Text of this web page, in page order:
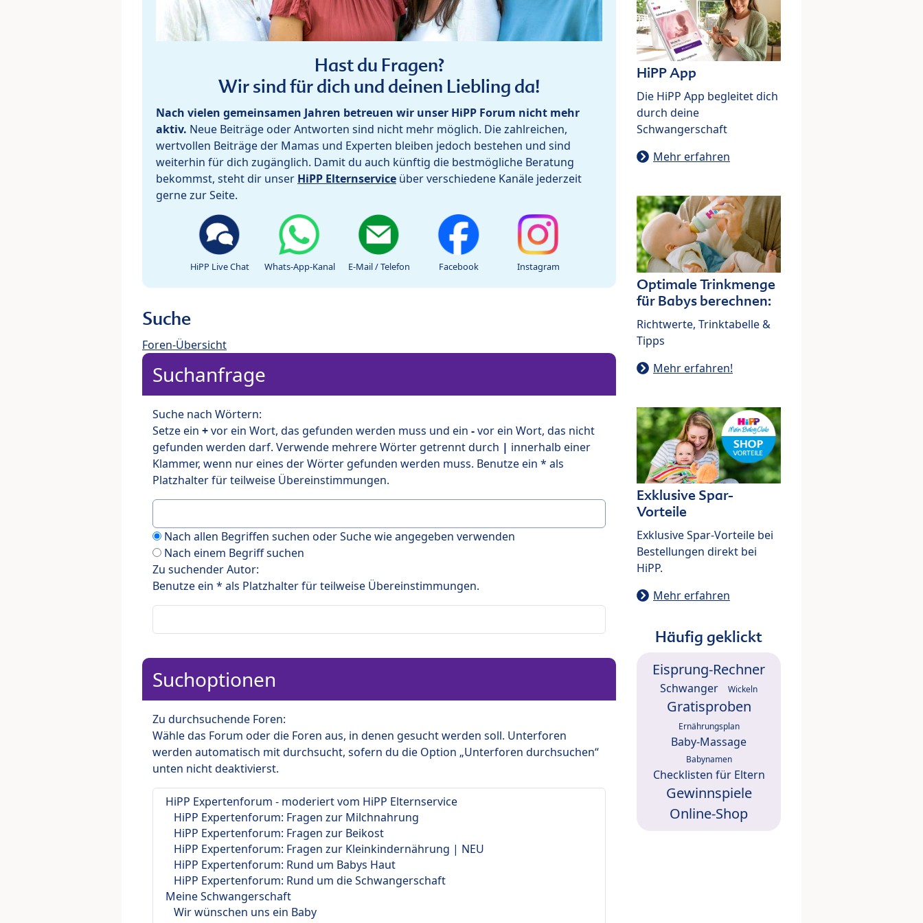
Hast du Fragen?
Wir sind für dich und deinen Liebling da!
Nach vielen gemeinsamen Jahren betreuen wir unser HiPP Forum nicht mehr
aktiv. Neue Beiträge oder Antworten sind nicht mehr möglich. Die zahlreichen,
wertvollen Beiträge der Mamas und Experten bleiben jedoch bestehen und sind
weiterhin für dich zugänglich. Damit du auch künftig die bestmögliche Beratung
bekommst, steht dir unser HiPP Elternservice über verschiedene Kanäle jederzeit
gerne zur Seite.
HiPP Live Chat Whats-App-Kanal E-Mail / Telefon Facebook Instagram
Suche
Foren-Übersicht
Suchanfrage
Suche nach Wörtern:
Setze ein +vor ein Wort, das gefunden werden muss und ein -vor ein Wort, das nicht
gefunden werden darf. Verwende mehrere Wörter getrennt durch | innerhalb einer
Klammer, wenn nur eines der Wörter gefunden werden muss. Benutze ein * als
Platzhalter für teilweise Übereinstimmungen.
Nach allen Begriffen suchen oder Suche wie angegeben verwenden
Nach einem Begriff suchen
Zu suchender Autor:
Benutze ein * als Platzhalter für teilweise Übereinstimmungen.
Suchoptionen
Zu durchsuchende Foren:
Wähle das Forum oder die Foren aus, in denen gesucht werden soll. Unterforen
werden automatisch mit durchsucht, sofern du die Option „Unterforen durchsuchen“
unten nicht deaktivierst.
HiPP App
Die HiPP App begleitet dich
durch deine
Schwangerschaft
Mehr erfahren
Optimale Trinkmenge
für Babys berechnen:
Richtwerte, Trinktabelle &
Tipps
Mehr erfahren!
Exklusive Spar-
Vorteile
Exklusive Spar-Vorteile bei
Bestellungen direkt bei
HiPP.
Mehr erfahren
Häufig geklickt
Eisprung-Rechner
Schwanger Wickeln
Gratisproben
Ernährungsplan
Baby-Massage
Babynamen
Checklisten für Eltern
Gewinnspiele
Online-Shop